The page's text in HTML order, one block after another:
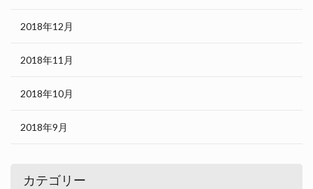
2018年12月
2018年11月
2018年10月
2018年9月
カテゴリー